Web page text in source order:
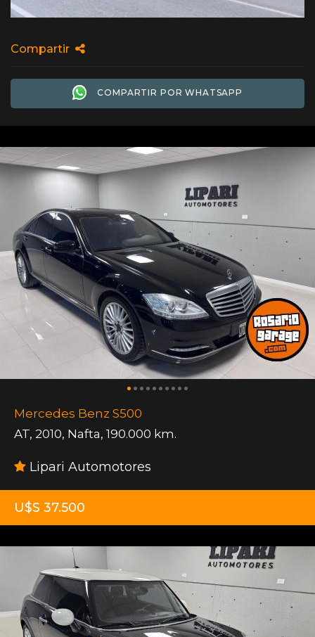
Compartir
COMPARTIR POR WHATSAPP
Mercedes Benz S500
AT, 2010, Nafta, 190.000 km.
Lipari Automotores
U$S 37.500